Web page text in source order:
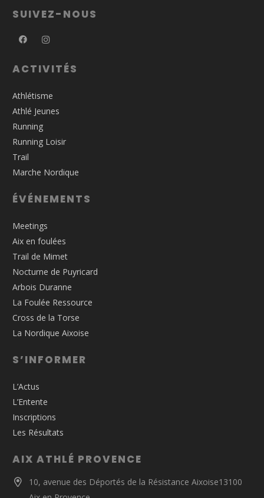
SUIVEZ-NOUS
ACTIVITÉS
Athlétisme
Athlé Jeunes
Running
Running Loisir
Trail
Marche Nordique
ÉVÉNEMENTS
Meetings
Aix en foulées
Trail de Mimet
Nocturne de Puyricard
Arbois Duranne
La Foulée Ressource
Cross de la Torse
La Nordique Aixoise
S’INFORMER
L’Actus
L’Entente
Inscriptions
Les Résultats
AIX ATHLÉ PROVENCE
10, avenue des Déportés de la Résistance Aixoise13100